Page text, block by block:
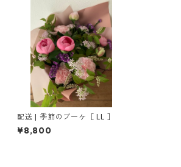
配送 | 季節のブーケ［ LL ］
¥8,800